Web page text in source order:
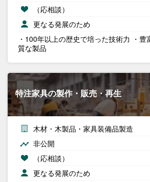
（応相談）
更なる発展のため
・100年以上の歴史で培った技術力 ・豊
質な製品
特注家具の製作・販売・再生
木材・木製品・家具装備品製造
非公開
（応相談）
更なる発展のため